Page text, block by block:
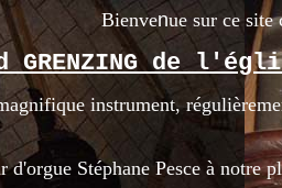
Bienvenue sur ce site
GRENZING de
instrument,
Stéphane Pesce à notre